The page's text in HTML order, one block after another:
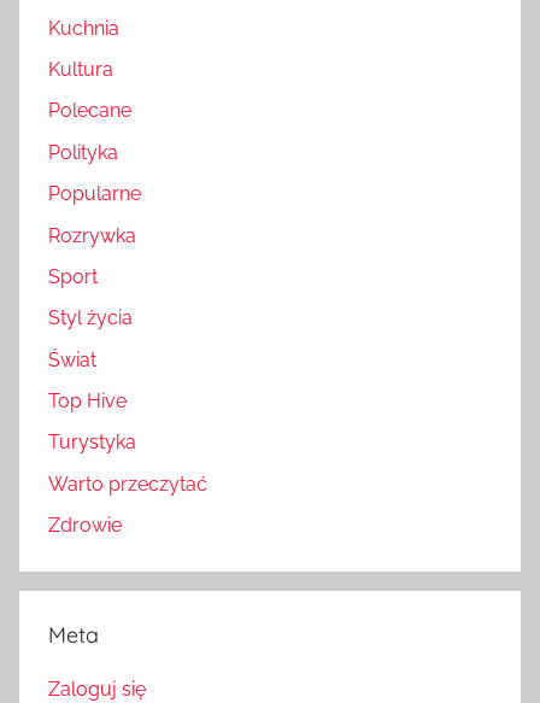
Kuchnia
Kultura
Polecane
Polityka
Popularne
Rozrywka
Sport
Styl życia
Świat
Top Hive
Turystyka
Warto przeczytać
Zdrowie
Meta
Zaloguj się